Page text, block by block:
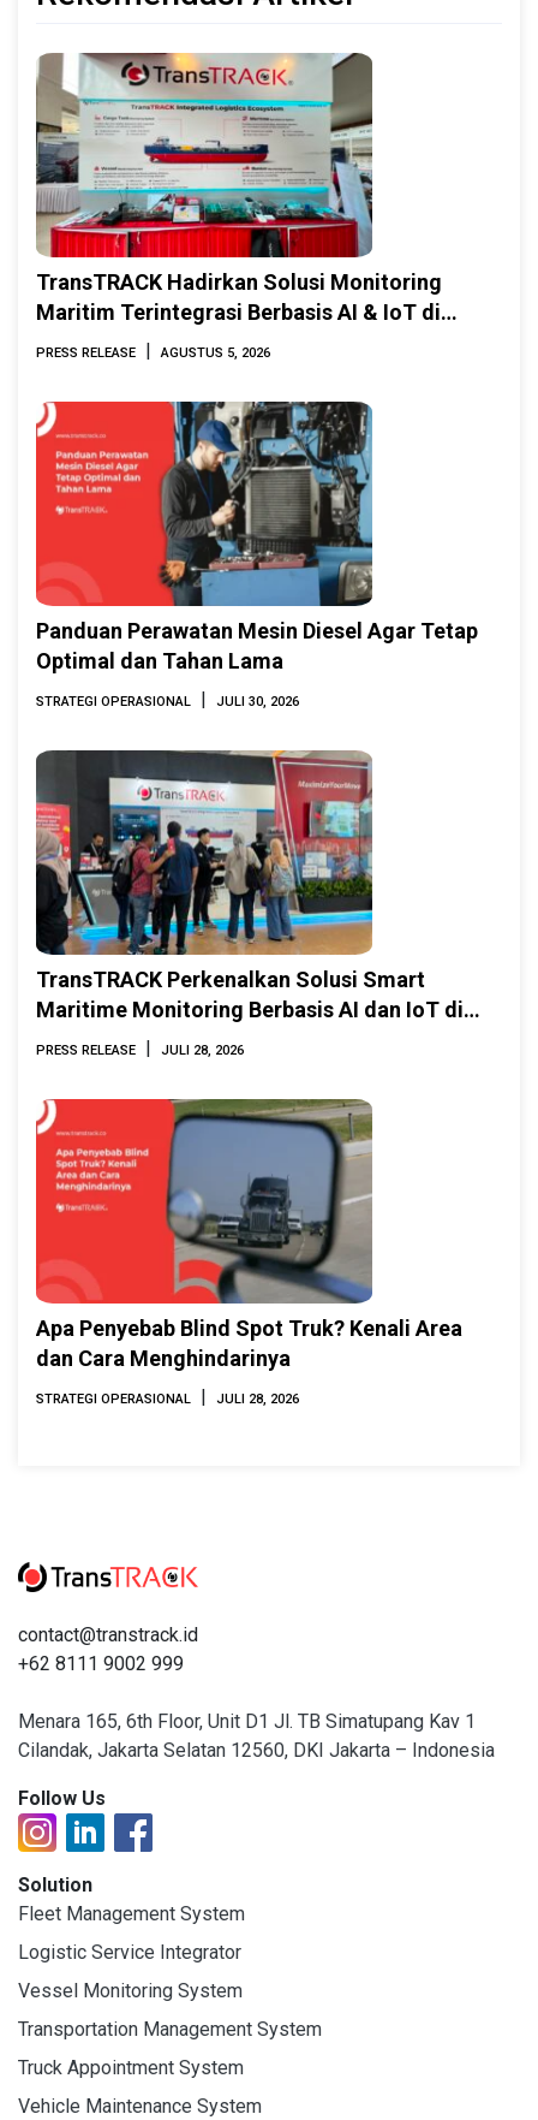
TransTRACK Hadirkan Solusi Monitoring
Maritim Terintegrasi Berbasis AI & IoT di
Indonesia Marine & Offshore Expo (IMOX)
PRESS RELEASE | AGUSTUS 5, 2026
Panduan Perawatan Mesin Diesel Agar Tetap
Optimal dan Tahan Lama
STRATEGI OPERASIONAL | JULI 30, 2026
TransTRACK Perkenalkan Solusi Smart
Maritime Monitoring Berbasis AI dan IoT di
INAMARINE 2026
PRESS RELEASE | JULI 28, 2026
Apa Penyebab Blind Spot Truk? Kenali Area
dan Cara Menghindarinya
STRATEGI OPERASIONAL | JULI 28, 2026
contact@transtrack.id
+62 8111 9002 999
Menara 165, 6th Floor, Unit D1 Jl. TB Simatupang Kav 1
Cilandak, Jakarta Selatan 12560, DKI Jakarta – Indonesia
Follow Us
Solution
Fleet Management System
Logistic Service Integrator
Vessel Monitoring System
Transportation Management System
Truck Appointment System
Vehicle Maintenance System